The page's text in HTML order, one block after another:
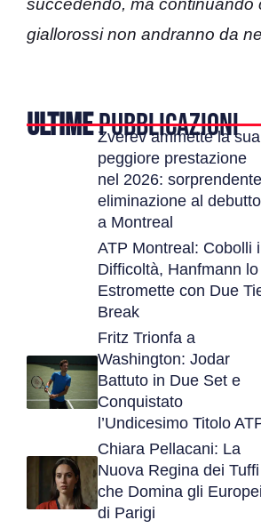
succedendo, ma continuando
giallorossi non andranno da
ULTIMEPUBBLICAZIONI
Zverev ammette la sua
peggiore prestazione
nel 2026: sorprendente
eliminazione al debutto
a Montreal
ATP Montreal: Cobolli
Difficoltà, Hanfmann lo
Estromette con Due
Break
Fritz Trionfa a
Washington: Jodar
Battuto in Due Set e
Conquistato
l’Undicesimo Titolo
Chiara Pellacani: La
Nuova Regina dei Tuffi
che Domina gli Europei
di Parigi